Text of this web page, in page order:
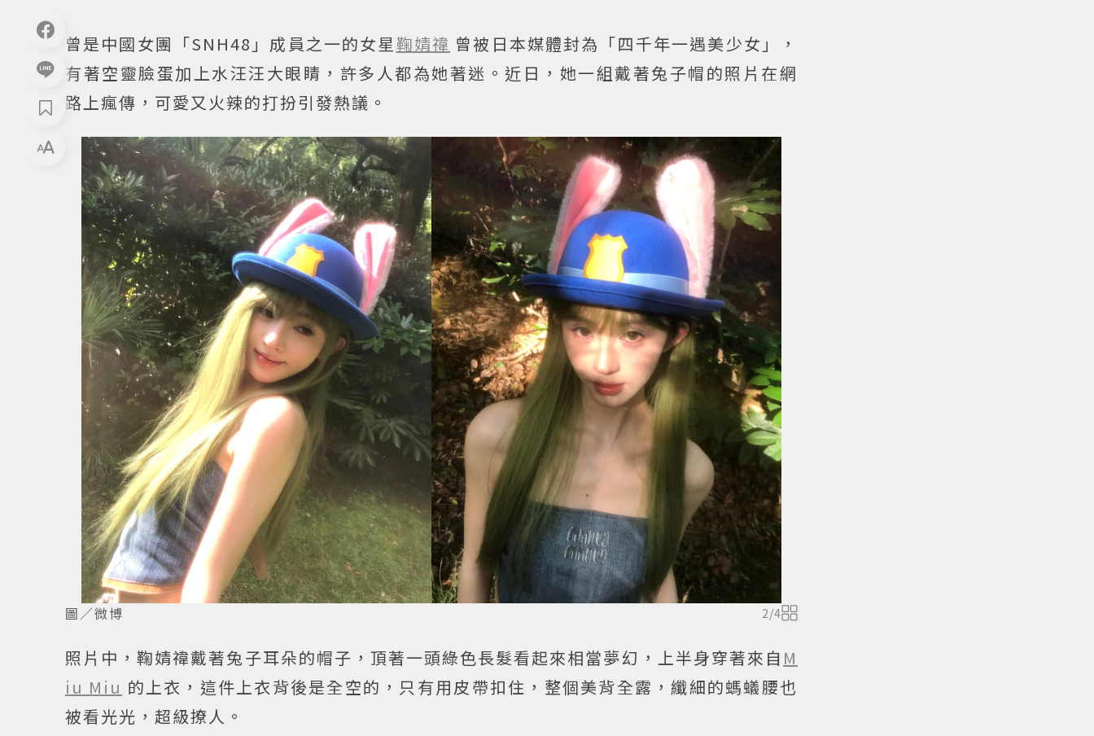
曾是中國女團「SNH48」成員之一的女星鞠婧禕 曾被日本媒體封為「四千年一遇美少女」，
有著空靈臉蛋加上水汪汪大眼睛，許多人都為她著迷。近日，她一組戴著兔子帽的照片在網
路上瘋傳，可愛又火辣的打扮引發熱議。
圖／微博 2/4
照片中，鞠婧禕戴著兔子耳朵的帽子，頂著一頭綠色長髮看起來相當夢幻，上半身穿著來自 M
iu Miu 的上衣，這件上衣背後是全空的，只有用皮帶扣住，整個美背全露，纖細的螞蟻腰也
被看光光，超級撩人。